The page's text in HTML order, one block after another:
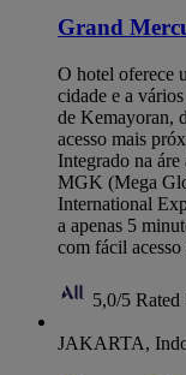
Grand
O hotel oferece
cidade e a
de Kemayoran,
acesso mais
Integrado na
MGK (Mega
International
a apenas 5
com fácil
5,0/5 Rated
JAKARTA,